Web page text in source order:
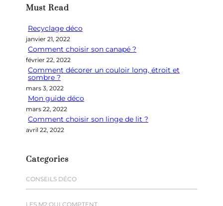
e
c
h
e
Must Read
Recyclage déco
janvier 21, 2022
Comment choisir son canapé ?
février 22, 2022
Comment décorer un couloir long, étroit et
sombre ?
mars 3, 2022
Mon guide déco
mars 22, 2022
Comment choisir son linge de lit ?
avril 22, 2022
Categories
CONSEILS DÉCO
LES M2 QUI COMPTENT